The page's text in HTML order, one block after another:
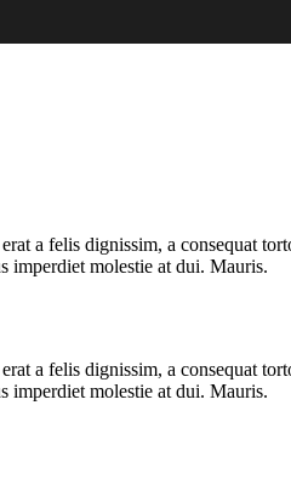
a felis dignissim, a consequat
imperdiet molestie at dui. Mauris.
a felis dignissim, a consequat
imperdiet molestie at dui. Mauris.